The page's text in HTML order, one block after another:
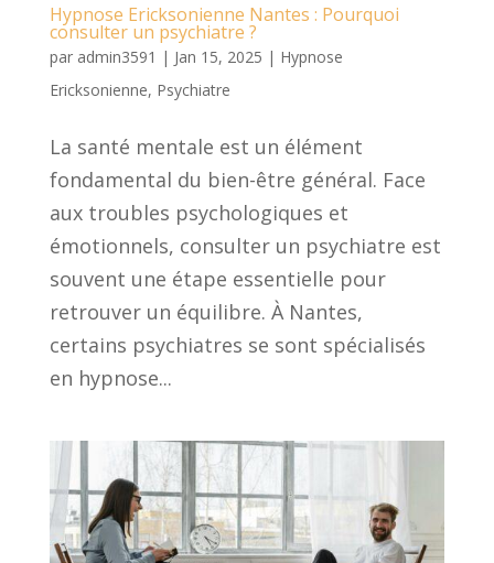
Hypnose Ericksonienne Nantes : Pourquoi
consulter un psychiatre ?
par admin3591 | Jan 15, 2025 | Hypnose
Ericksonienne, Psychiatre
La santé mentale est un élément
fondamental du bien-être général. Face
aux troubles psychologiques et
émotionnels, consulter un psychiatre est
souvent une étape essentielle pour
retrouver un équilibre. À Nantes,
certains psychiatres se sont spécialisés
en hypnose...